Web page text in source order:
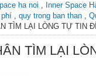
ha noi , Inner Space
phí , quy trong ban than ,
TÌM LẠI LÒNG TỰ TIN
TÌM LẠI